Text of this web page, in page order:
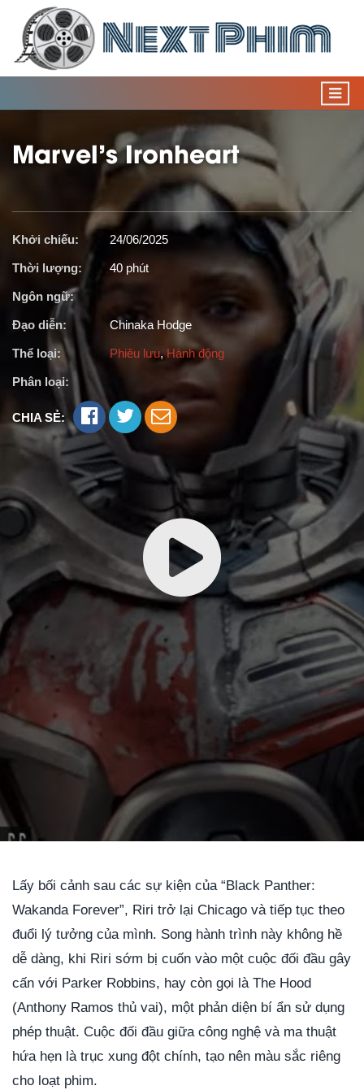
Marvel’s Ironheart
Khởi chiếu: 24/06/2025
Thời lượng: 40 phút
Ngôn ngữ:
Đạo diễn: Chinaka Hodge
Thể loại: Phiêu lưu,Hành động
Phân loại:
CHIA SẺ:
Lấy bối cảnh sau các sự kiện của “Black Panther:
Wakanda Forever”, Riri trở lại Chicago và tiếp tục theo
đuổi lý tưởng của mình. Song hành trình này không hề
dễ dàng, khi Riri sớm bị cuốn vào một cuộc đối đầu gây
cấn với Parker Robbins, hay còn gọi là The Hood
(Anthony Ramos thủ vai), một phản diện bí ẩn sử dụng
phép thuật. Cuộc đối đầu giữa công nghệ và ma thuật
hứa hẹn là trục xung đột chính, tạo nên màu sắc riêng
cho loạt phim.